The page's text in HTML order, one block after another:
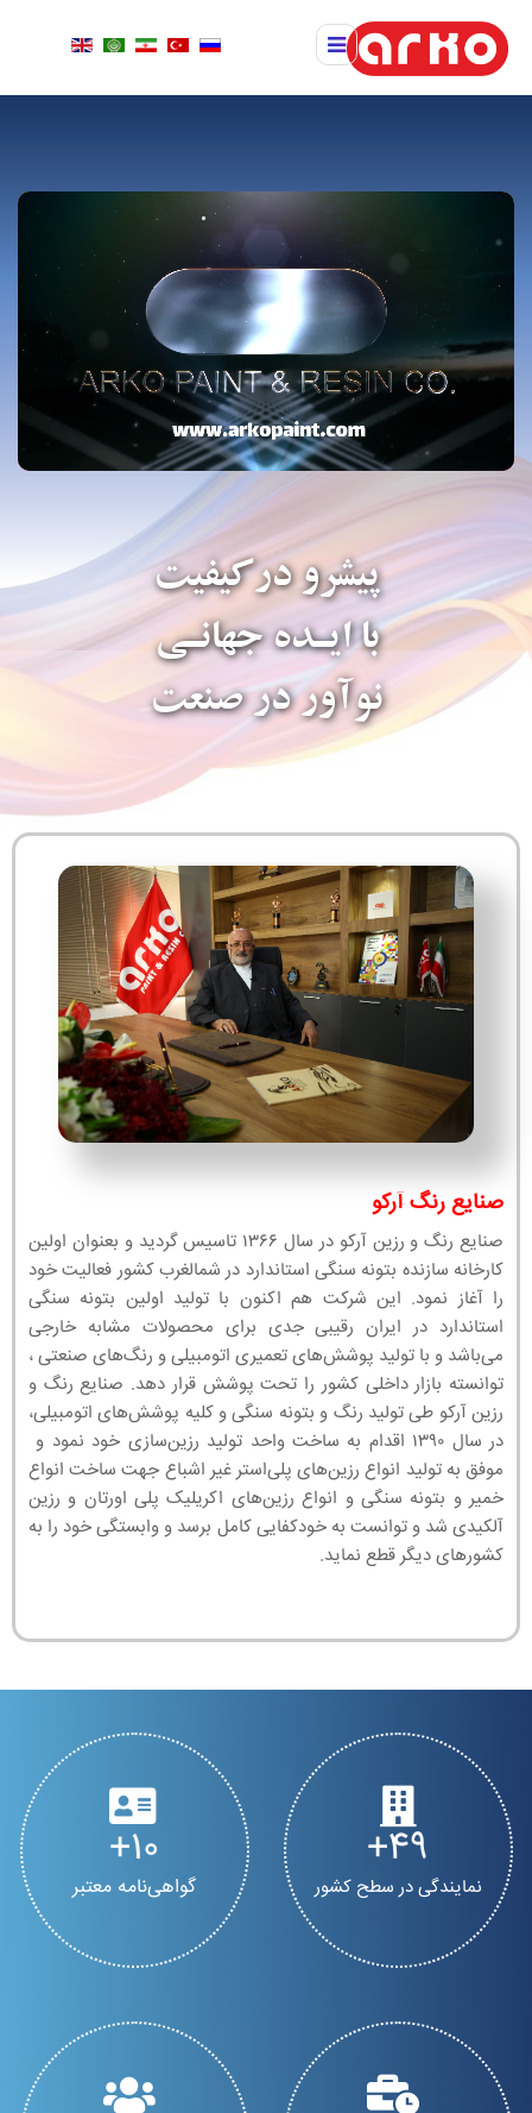
پیشرو درکیفیت
با ایـده جهانـی
نوآور در صنعت
صنایع رنگ آرکو
صنایع رنگ و رزین آرکو در سال ۱۳۶۶ تاسیس گردید و بعنوان اولین
کارخانه سازنده بتونه سنگی استاندارد در شمالغرب کشور فعالیت خود
را آغاز نمود. این شرکت هم اکنون با تولید اولین بتونه سنگی
استاندارد در ایران رقیبی جدی برای محصولات مشابه خارجی
می‌باشد و با تولید پوشش‌های تعمیری اتومبیلی و رنگ‌های صنعتی ،
توانسته بازار داخلی کشور را تحت پوشش قرار دهد. صنایع رنگ و
رزین آرکو طی تولید رنگ و بتونه سنگی و کلیه پوشش‌های اتومبیلی،
در سال ۱۳۹۰ اقدام به ساخت واحد تولید رزین‌سازی خود نمود و
موفق به تولید انواع رزین‌های پلی‌استر غیر اشباع جهت ساخت انواع
خمیر و بتونه سنگی و انواع رزین‌های اکریلیک پلی اورتان و رزین
آلکیدی شد و توانست به خودکفایی کامل برسد و وابستگی خود را به
کشورهای دیگر قطع نماید.
50
نمایندگی در سطح کشور
10
گواهی‌نامه معتبر